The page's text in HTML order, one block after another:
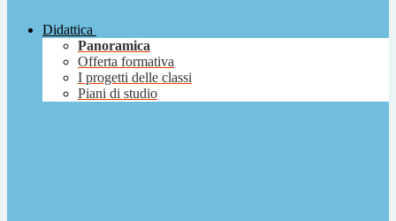
Didattica
Panoramica
Offerta formativa
I progetti delle classi
Piani di studio